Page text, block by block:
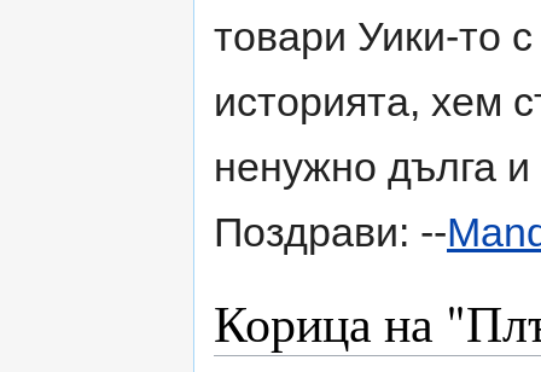
товари Уики-то
историята, хем
ненужно дълга
Поздрави: --
Корица на